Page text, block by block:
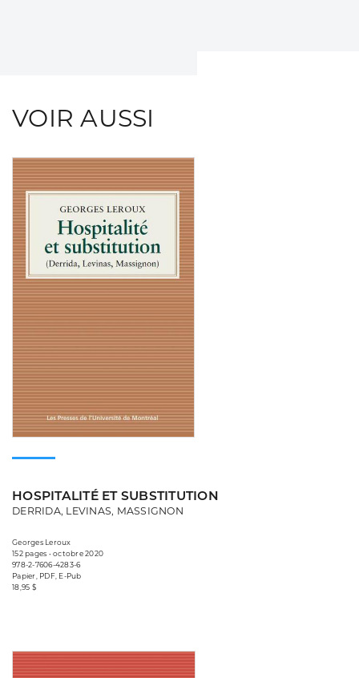
VOIR AUSSI
HOSPITALITÉ ET SUBSTITUTION
DERRIDA, LEVINAS, MASSIGNON
Georges Leroux
152 pages • octobre 2020
978-2-7606-4283-6
Papier, PDF, E-Pub
18,95 $